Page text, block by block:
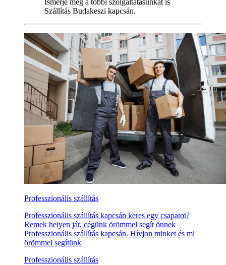
Ismerje meg a többi szolgáltatásunkat is
Szállítás Budakeszi kapcsán.
Professzionális szállítás
Professzionális szállítás kapcsán keres egy csapatot?
Remek helyen jár, cégünk örömmel segít önnek
Professzionális szállítás kapcsán. Hívjon minket és mi
örömmel segítünk
Professzionális szállítás